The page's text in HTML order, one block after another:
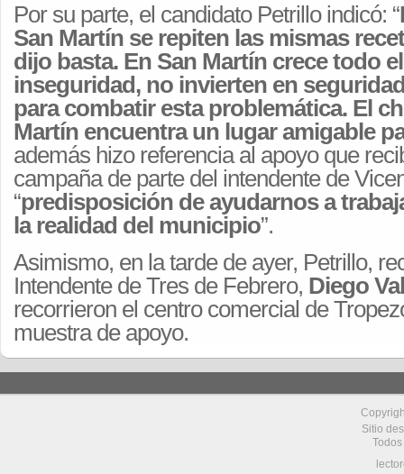
Por su parte, el candidato Petrillo indicó: “
San Martín se repiten las mismas
dijo basta. En San Martín crece todo
inseguridad, no invierten en
para combatir esta problemática. El
Martín encuentra un lugar amigable
además hizo referencia al apoyo que
campaña de parte del intendente de
“predisposición de ayudarnos a
la realidad del municipio”.
Asimismo, en la tarde de ayer, Petrillo,
Intendente de Tres de Febrero, Diego
recorrieron el centro comercial de
muestra de apoyo.
Sitio